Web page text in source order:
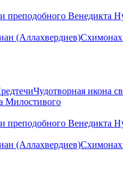
преподобного Венедикта
(Аллахвердиев)Схимонах
Чудотворная икона
Милостивого
преподобного Венедикта
(Аллахвердиев)Схимонах